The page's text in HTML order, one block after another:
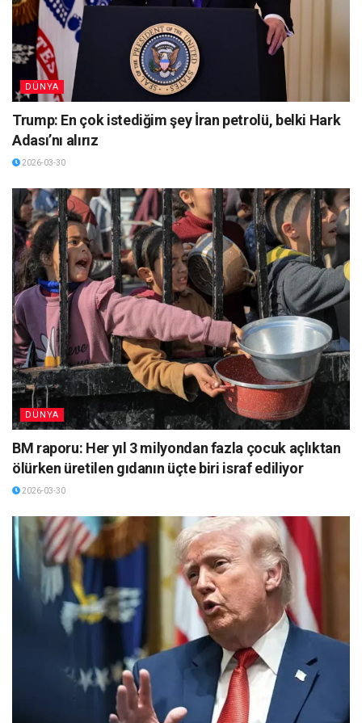
DÜNYA
Trump: En çok istediğim şey İran petrolü, belki Hark
Adası’nı alırız
2026-03-30
DÜNYA
BM raporu: Her yıl 3 milyondan fazla çocuk açlıktan
ölürken üretilen gıdanın üçte biri israf ediliyor
2026-03-30